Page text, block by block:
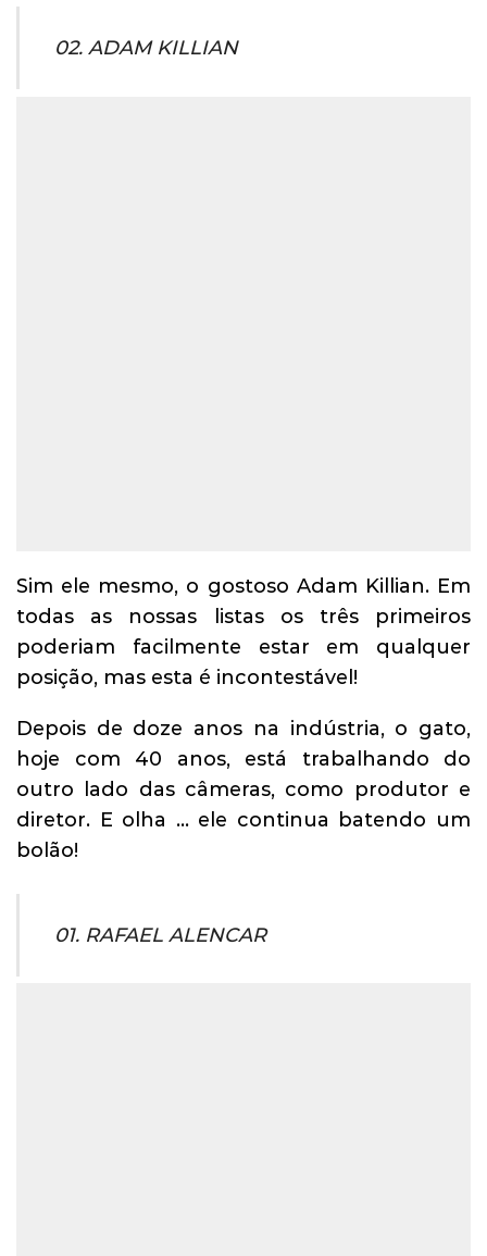
02. ADAM KILLIAN
Sim ele mesmo, o gostoso Adam Killian. Em
todas as nossas listas os três primeiros
poderiam facilmente estar em qualquer
posição, mas esta é incontestável!
Depois de doze anos na indústria, o gato,
hoje com 40 anos, está trabalhando do
outro lado das câmeras, como produtor e
diretor. E olha … ele continua batendo um
bolão!
01. RAFAEL ALENCAR